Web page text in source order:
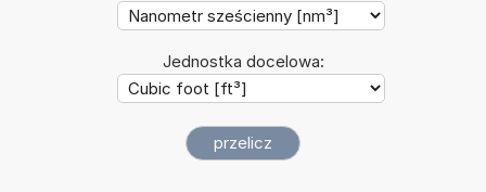
Jednostka docelowa: